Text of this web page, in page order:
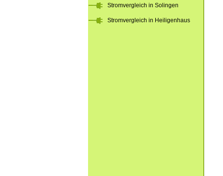
Stromvergleich in Solingen
Stromvergleich in Heiligenhaus